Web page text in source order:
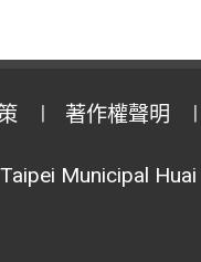
著作權聲明
Municipal Huai